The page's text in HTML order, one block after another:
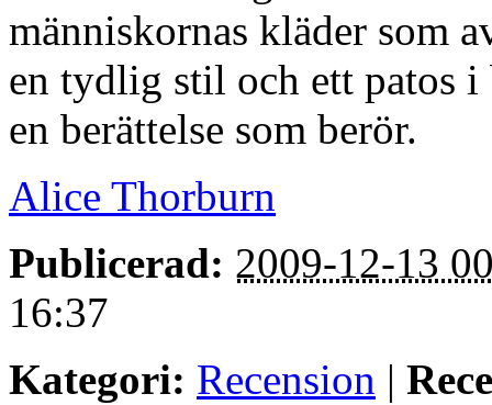
människornas kläder som
en tydlig stil och ett patos
en berättelse som berör.
Alice Thorburn
Publicerad: 2009-12-13
16:37
Kategori: Recension |